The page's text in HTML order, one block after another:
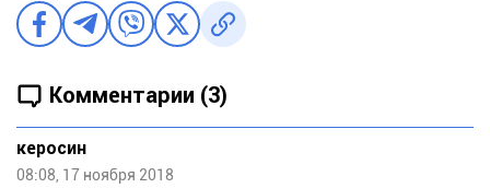
Комментарии (3)
керосин
08:08, 17 ноября 2018